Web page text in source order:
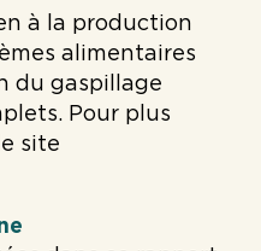
à la production
alimentaires
du gaspillage
Pour plus
site